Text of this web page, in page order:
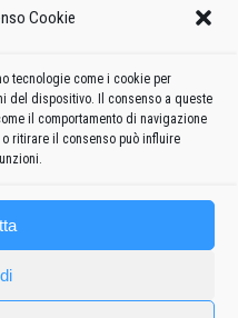
Cookie
tecnologie come i cookie per
del dispositivo. Il consenso a queste
il comportamento di navigazione
ritirare il consenso può influire
Lascia un commento
del cammello” (con
aeroporto Amendola
e aeroporto Latina S.V.B.E.